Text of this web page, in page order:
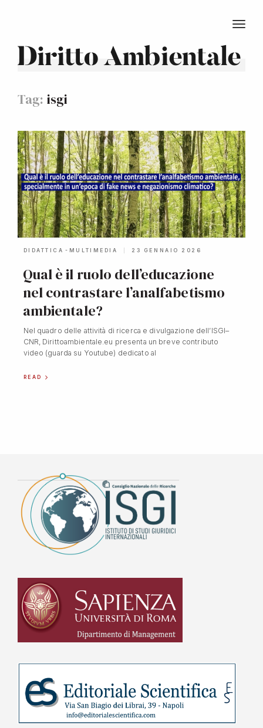
Diritto Ambientale
Tag: isgi
DIDATTICA - MULTIMEDIA 23 GENNAIO 2026
Qual è il ruolo dell’educazione
nel contrastare l’analfabetismo
ambientale?
Nel quadro delle attività di ricerca e divulgazione dell’ISGI–
CNR, Dirittoambientale.eu presenta un breve contributo
video (guarda su Youtube) dedicato al
READ